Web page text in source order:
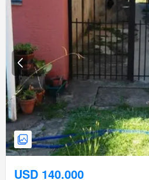
USD 140.000